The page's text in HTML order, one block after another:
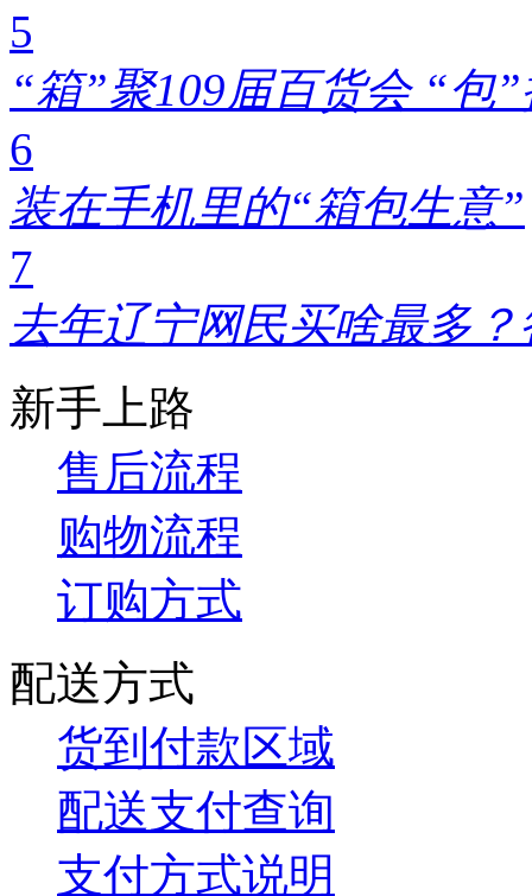
5
“箱”聚109届百货会 “包
6
装在手机里的“箱包生意”
7
去年辽宁网民买啥最多
新手上路
售后流程
购物流程
订购方式
配送方式
货到付款区域
配送支付查询
支付方式说明